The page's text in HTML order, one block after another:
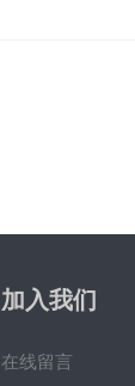
加入我们
在线留言